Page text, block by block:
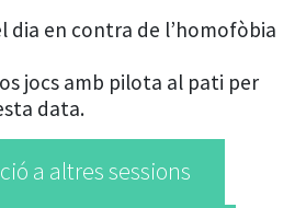
dia en contra de l’homofòbia
jocs amb pilota al pati per
data.
a altres sessions